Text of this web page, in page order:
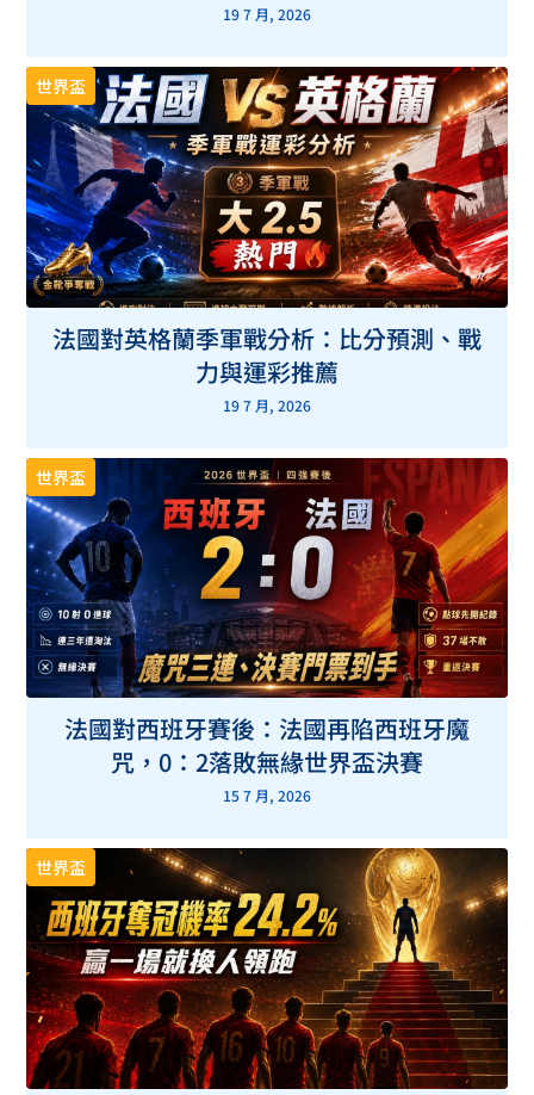
19 7 月, 2026
世界盃
法國對英格蘭季軍戰分析：比分預測、戰
力與運彩推薦
19 7 月, 2026
世界盃
法國對西班牙賽後：法國再陷西班牙魔
咒，0：2落敗無緣世界盃決賽
15 7 月, 2026
世界盃